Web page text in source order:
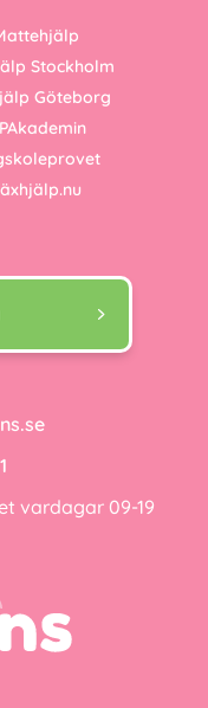
Stockholm
Göteborg
vardagar 09-19